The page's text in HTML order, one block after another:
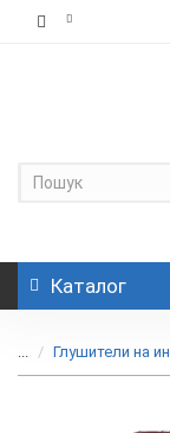
Каталог
... Глушители на